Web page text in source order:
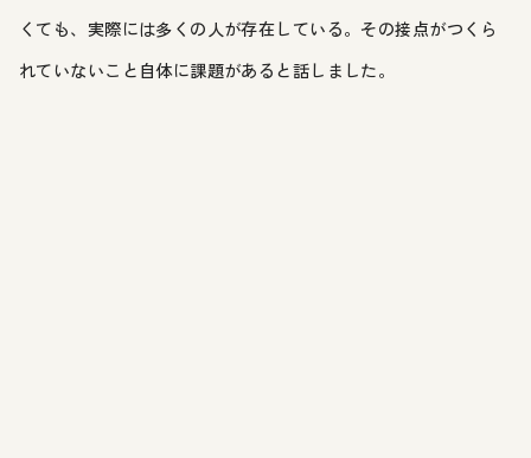
くても、実際には多くの人が存在している。その接点がつくら
れていないこと自体に課題があると話しました。